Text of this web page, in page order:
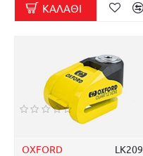
ΚΑΛΆΘΙ
OXFORD LK209